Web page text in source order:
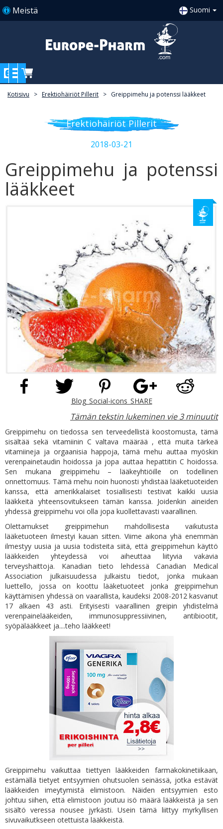
Meistä Suomi
Kotisivu > Erektiohäiriöt Pillerit > Greippimehu ja potenssi lääkkeet
Erektiohäiriöt Pillerit
2018-03-21
Greippimehu ja potenssi
lääkkeet
Blog_Social-icons_SHARE
Tämän tekstin lukeminen vie 3 minuutit
Greippimehu on tiedossa sen terveedellistä koostomusta, tämä
sisältää sekä vitamiinin C valtava määrää , että muita tärkeä
vitamiineja ja orgaanisia happoja, tämä mehu auttaa myöskin
verenpainetaudin hoidossa ja jopa auttaa hepattitin C hoidossa.
Sen mukana greippimehu – lääkeyhtiöille on todellinen
onnettomuus. Tämä mehu noin huonosti yhdistää lääketuoteiden
kanssa, että amerikkalaiset tosiallisesti testivat kaikki uusia
lääkkeitä yhteensovitukseen tämän kanssa. Joidenkin aineiden
yhdessä greippimehu voi olla jopa kuollettavasti vaarallinen.
Olettamukset greippimehun mahdollisesta vaikutusta
lääketuoteen ilmestyi kauan sitten. Viime aikona yhä enemmän
ilmestyy uusia ja uusia todisteita siitä, että greippimehun käyttö
lääkkeiden yhteydessä voi aiheuttaa liityvia vakavia
terveyshaittoja. Kanadian tieto lehdessä Canadian Medical
Association julkaisuudessa julkaistu tiedot, jonka mukaan
luettello, jossa on koottu lääketuoteet jonka greippimehun
käyttämisen yhdessä on vaarallista, kaudeksi 2008-2012 kasvanut
17 alkaen 43 asti. Erityisesti vaarallinen greipin yhdistelmä
verenpainelääkeiden, immunosuppressiivinen, antibiootit,
syöpälääkkeet ja....teho lääkkeet!
Greippimehu vaikuttaa tiettyen lääkkeiden farmakokinetiikaan,
estämällä tietyet entsyymien ohutsuolen seinässä, jotka estävät
lääkkeiden imeytymistä elimistoon. Näiden entsyymien esto
johtuu siihen, että elimistoon joutuu isö määrä lääkkeistä ja sen
sisältö veressa nousee jyrkästi. Usein tämä liittyy myrkyllisen
sivuvaikutkseen otettuista lääkkeistä.